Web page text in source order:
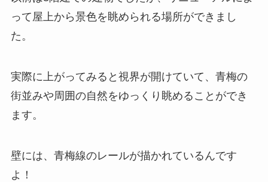
って屋上から景色を眺められる場所ができまし
た。
実際に上がってみると視界が開けていて、青梅の
街並みや周囲の自然をゆっくり眺めることができ
ます。
壁には、青梅線のレールが描かれているんです
よ！